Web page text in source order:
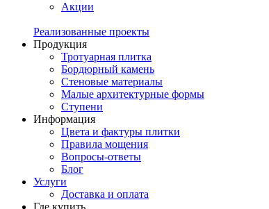
Акции
Реализованные проекты
Продукция
Тротуарная плитка
Бордюрный камень
Стеновые материалы
Малые архитектурные формы
Ступени
Информация
Цвета и фактуры плитки
Правила мощения
Вопросы-ответы
Блог
Услуги
Доставка и оплата
Где купить